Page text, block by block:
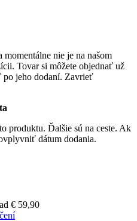
momentálne nie je na našom
Tovar si môžete objednať už
po jeho dodaní. Zavrieť
produktu. Ďalšie sú na ceste. Ak
dátum dodania.
€ 59,90